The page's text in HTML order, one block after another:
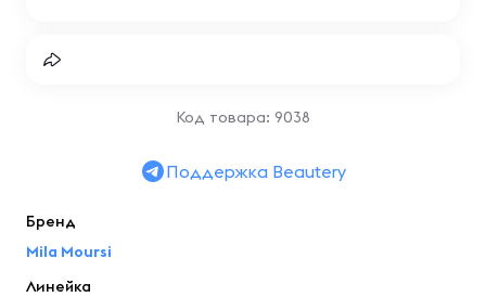
Код товара: 9038
Поддержка Beautery
Бренд
Mila Moursi
Линейка